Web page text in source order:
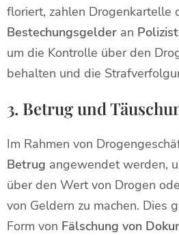
floriert, zahlen Drogenkartelle
Bestechungsgelder an
um die Kontrolle über den
behalten und die
3. Betrug und
Im Rahmen von
Betrug angewendet werden,
über den Wert von Drogen
von Geldern zu machen. Dies
Form von Fälschung von